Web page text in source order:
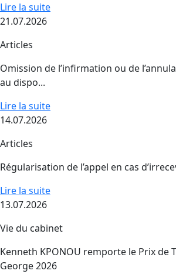
Lire la suite
21.07.2026
Articles
Omission de l’infirmation ou de
au dispo...
Lire la suite
14.07.2026
Articles
Régularisation de l’appel en cas
Lire la suite
13.07.2026
Vie du cabinet
Kenneth KPONOU remporte le Prix de
George 2026